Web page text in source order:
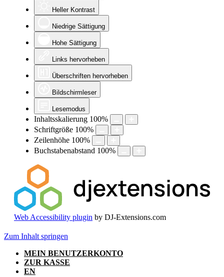
Heller Kontrast
Niedrige Sättigung
Hohe Sättigung
Links hervorheben
Überschriften hervorheben
Bildschirmleser
Lesemodus
Inhaltsskalierung 100%
Schriftgröße 100%
Zeilenhöhe 100%
Buchstabenabstand 100%
Web Accessibility plugin by DJ-Extensions.com
Zum Inhalt springen
MEIN BENUTZERKONTO
ZUR KASSE
EN